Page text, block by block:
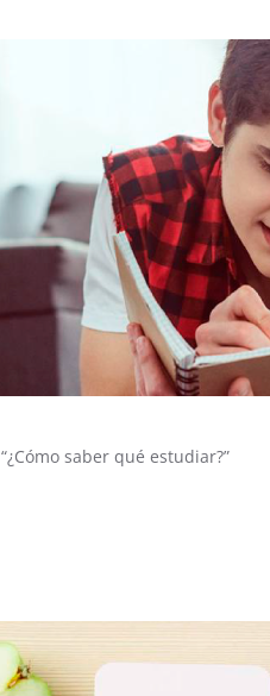
“¿Cómo saber qué estudiar?”